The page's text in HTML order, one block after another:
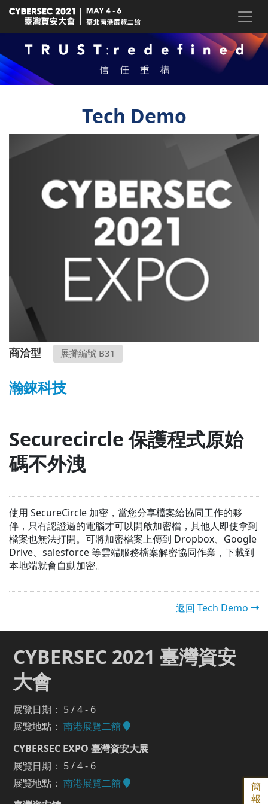
Tech Demo
商洽型 展攤編號 B31
瀚錸科技
Securecircle 保護程式原始
碼不外洩
使用 SecureCircle 加密，當您分享檔案給協同工作的夥
伴，只有認證過的電腦才可以開啟加密檔，其他人即使拿到
檔案也無法打開。可將加密檔案上傳到 Dropbox、Google
Drive、salesforce 等雲端服務檔案解密協同作業，下載到
本地端就會自動加密。
返回 Tech Demo
簡
報
CYBERSEC 2021 臺灣資安
大會
展覽日期： 5 / 4 - 6
展覽地點： 南港展覽二館
CYBERSEC EXPO 臺灣資安大展
展覽日期： 5 / 4 - 6
展覽地點： 南港展覽二館